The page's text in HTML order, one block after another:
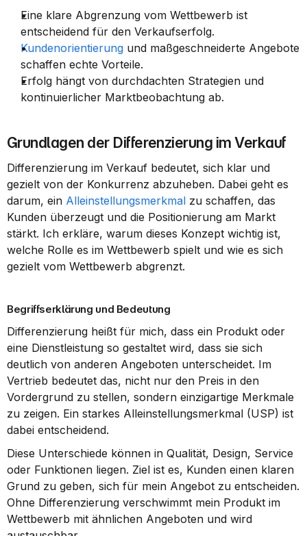
Eine klare Abgrenzung vom Wettbewerb ist
entscheidend für den Verkaufserfolg.
Kundenorientierung und maßgeschneiderte Angebote
schaffen echte Vorteile.
Erfolg hängt von durchdachten Strategien und
kontinuierlicher Marktbeobachtung ab.
Grundlagen der Differenzierung im Verkauf
Differenzierung im Verkauf bedeutet, sich klar und
gezielt von der Konkurrenz abzuheben. Dabei geht es
darum, ein Alleinstellungsmerkmal zu schaffen, das
Kunden überzeugt und die Positionierung am Markt
stärkt. Ich erkläre, warum dieses Konzept wichtig ist,
welche Rolle es im Wettbewerb spielt und wie es sich
gezielt vom Wettbewerb abgrenzt.
Begriffserklärung und Bedeutung
Differenzierung heißt für mich, dass ein Produkt oder
eine Dienstleistung so gestaltet wird, dass sie sich
deutlich von anderen Angeboten unterscheidet. Im
Vertrieb bedeutet das, nicht nur den Preis in den
Vordergrund zu stellen, sondern einzigartige Merkmale
zu zeigen. Ein starkes Alleinstellungsmerkmal (USP) ist
dabei entscheidend.
Diese Unterschiede können in Qualität, Design, Service
oder Funktionen liegen. Ziel ist es, Kunden einen klaren
Grund zu geben, sich für mein Angebot zu entscheiden.
Ohne Differenzierung verschwimmt mein Produkt im
Wettbewerb mit ähnlichen Angeboten und wird